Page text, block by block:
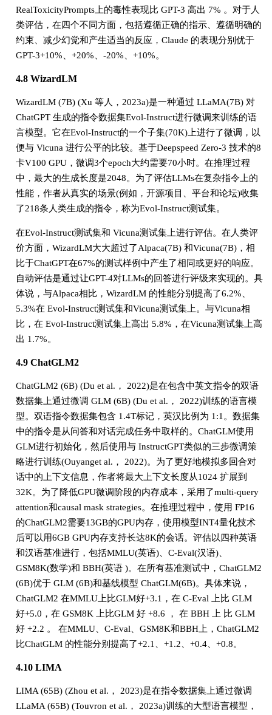
RealToxicityPrompts上的毒性表现比 GPT-3 高出 7% 。对于人
类评估，在四个不同方面，包括遵循正确的指示、遵循明确的
约束、减少幻觉和产生适当的反应，Claude 的表现分别优于
GPT-3+10%、+20%、-20%、+10%。
4.8 WizardLM
WizardLM (7B) (Xu 等人，2023a)是一种通过 LLaMA(7B) 对
ChatGPT 生成的指令数据集Evol-Instruct进行微调来训练的语
言模型。它在Evol-Instruct的一个子集(70K)上进行了微调，以
便与 Vicuna 进行公平的比较。基于Deepspeed Zero-3 技术的8
卡V100 GPU，微调3个epoch大约需要70小时。在推理过程
中，最大的生成长度是2048。为了评估LLMs在复杂指令上的
性能，作者从真实的场景(例如，开源项目、平台和论坛)收集
了218条人类生成的指令，称为Evol-Instruct测试集。
在Evol-Instruct测试集和 Vicuna测试集上进行评估。在人类评
价方面，WizardLM大大超过了Alpaca(7B) 和Vicuna(7B)，相
比于ChatGPT在67%的测试样例中产生了相同或更好的响应。
自动评估是通过让GPT-4对LLMs的回答进行评级来实现的。具
体说，与Alpaca相比，WizardLM 的性能分别提高了6.2%、
5.3%在 Evol-Instruct测试集和Vicuna测试集上。与Vicuna相
比，在 Evol-Instruct测试集上高出 5.8%，在Vicuna测试集上高
出 1.7%。
4.9 ChatGLM2
ChatGLM2 (6B) (Du et al.， 2022)是在包含中英文指令的双语
数据集上通过微调 GLM (6B) (Du et al.， 2022)训练的语言模
型。双语指令数据集包含 1.4T标记，英汉比例为 1:1。数据集
中的指令是从问答和对话完成任务中取样的。ChatGLM使用
GLM进行初始化，然后使用与 InstructGPT类似的三步微调策
略进行训练(Ouyanget al.， 2022)。为了更好地模拟多回合对
话中的上下文信息，作者将最大上下文长度从1024 扩展到
32K。为了降低GPU微调阶段的内存成本，采用了multi-query
attention和causal mask strategies。在推理过程中，使用 FP16
的ChatGLM2需要13GB的GPU内存，使用模型INT4量化技术
后可以用6GB GPU内存支持长达8K的会话。评估以四种英语
和汉语基准进行，包括MMLU(英语)、C-Eval(汉语)、
GSM8K(数学)和 BBH(英语 )。在所有基准测试中，ChatGLM2
(6B)优于 GLM (6B)和基线模型 ChatGLM(6B)。具体来说，
ChatGLM2 在MMLU上比GLM好+3.1，在 C-Eval 上比 GLM
好+5.0，在 GSM8K 上比GLM 好 +8.6 ， 在 BBH 上 比 GLM
好 +2.2 。 在MMLU、C-Eval、GSM8K和BBH上，ChatGLM2
比ChatGLM 的性能分别提高了+2.1、+1.2、+0.4、+0.8。
4.10 LIMA
LIMA (65B) (Zhou et al.， 2023)是在指令数据集上通过微调
LLaMA (65B) (Touvron et al.， 2023a)训练的大型语言模型，